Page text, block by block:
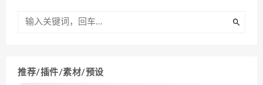
推荐/插件/素材/预设